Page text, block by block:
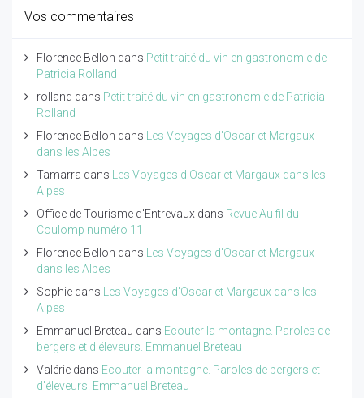
Vos commentaires
Florence Bellon dans Petit traité du vin en gastronomie de
Patricia Rolland
rolland dans Petit traité du vin en gastronomie de Patricia
Rolland
Florence Bellon dans
Les Voyages d'Oscar et Margaux
dans les Alpes
Tamarra dans
Les Voyages d'Oscar et Margaux dans les
Alpes
Office de Tourisme d'Entrevaux dans Revue Au fil du
Coulomp numéro 11
Florence Bellon dans
Les Voyages d'Oscar et Margaux
dans les Alpes
Sophie dans
Les Voyages d'Oscar et Margaux dans les
Alpes
Emmanuel Breteau dans Ecouter la montagne. Paroles de
bergers et d'éleveurs. Emmanuel Breteau
Valérie dans Ecouter la montagne. Paroles de bergers et
d'éleveurs. Emmanuel Breteau